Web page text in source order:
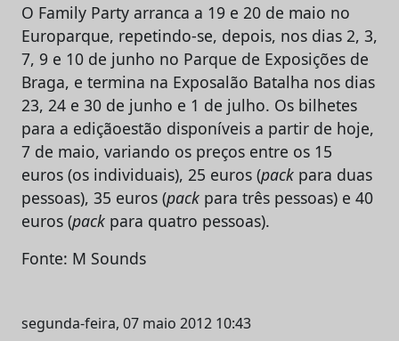
O Family Party arranca a 19 e 20 de maio no
Europarque, repetindo-se, depois, nos dias 2, 3,
7, 9 e 10 de junho no Parque de Exposições de
Braga, e termina na Exposalão Batalha nos dias
23, 24 e 30 de junho e 1 de julho. Os bilhetes
para a ediçãoestão disponíveis a partir de hoje,
7 de maio, variando os preços entre os 15
euros (os individuais), 25 euros (pack para duas
pessoas), 35 euros (pack para três pessoas) e 40
euros (pack para quatro pessoas).
Fonte: M Sounds
segunda-feira, 07 maio 2012 10:43